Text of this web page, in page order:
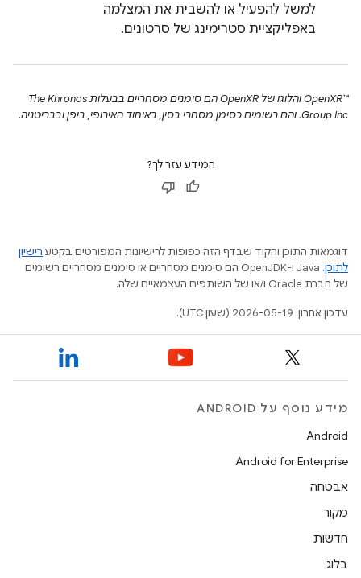
למשל להפעיל או להשבית את המצלמה
באפליקציית סטרימינג של סרטונים.
‫OpenXR™‎ והלוגו של OpenXR הם סימנים מסחריים בבעלות The Khronos
Group Inc. והם רשומים כסימן מסחרי בסין, באיחוד האירופי, ביפן ובבריטניה.
המידע עזר לך?
דוגמאות התוכן והקוד שבדף הזה כפופות לרישיונות המפורטים בקטע רישיון
לתוכן
.‏ Java ו-OpenJDK הם סימנים מסחריים או סימנים מסחריים רשומים
של חברת Oracle ו/או של השותפים העצמאיים שלה.
עדכון אחרון: 2026-05-19 (שעון UTC).
מידע נוסף על ANDROID
Android
Android for Enterprise
אבטחה
מקור
חדשות
בלוג